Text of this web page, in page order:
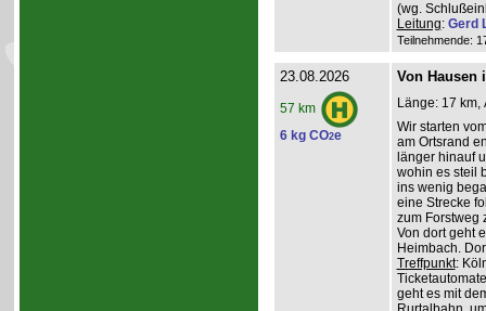
(wg.
Leitung: Gerd
Teilnehmende:
23.08.2026
57 km
6 kg CO2e
Von Hausen
Länge: 17 km,
Wir starten
am Ortsrand
länger hinauf
wohin es steil
ins wenig
eine Strecke
zum Forstweg
Von dort geht
Heimbach.
Treffpunkt:
geht es mit